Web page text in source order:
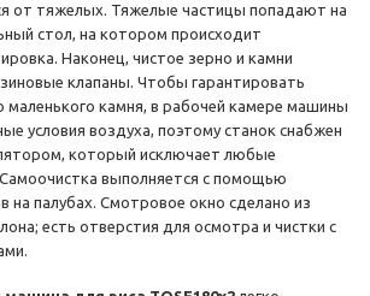
от тяжелых. Тяжелые частицы попадают на
стол, на котором происходит
Наконец, чистое зерно и камни
клапаны. Чтобы гарантировать
маленького камня, в рабочей камере машины
условия воздуха, поэтому станок снабжен
который исключает любые
выполняется с помощью
на палубах. Смотровое окно сделано из
есть отверстия для осмотра и чистки с